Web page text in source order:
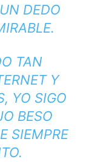
DEDO
TAN
Y
YO SIGO
BESO
SIEMPRE